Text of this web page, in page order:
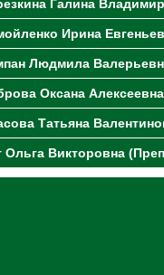
Галина
Ирина
Людмила
Оксана
Татьяна
Ольга Викторовна